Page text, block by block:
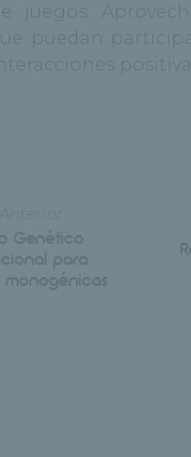
juegos.
puedan
Genético
para
monogénicas